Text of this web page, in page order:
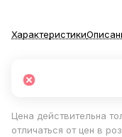
Характеристики
Цена действительна
отличаться от цен в